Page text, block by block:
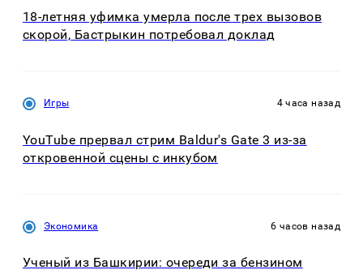
18-летняя уфимка умерла после трех вызовов
скорой, Бастрыкин потребовал доклад
Игры 4 часа назад
YouTube прервал стрим Baldur's Gate 3 из-за
откровенной сцены с инкубом
Экономика 6 часов назад
Ученый из Башкирии: очереди за бензином